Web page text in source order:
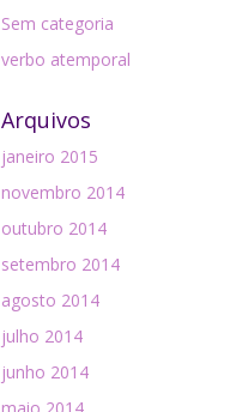
Sem categoria
verbo atemporal
Arquivos
janeiro 2015
novembro 2014
outubro 2014
setembro 2014
agosto 2014
julho 2014
junho 2014